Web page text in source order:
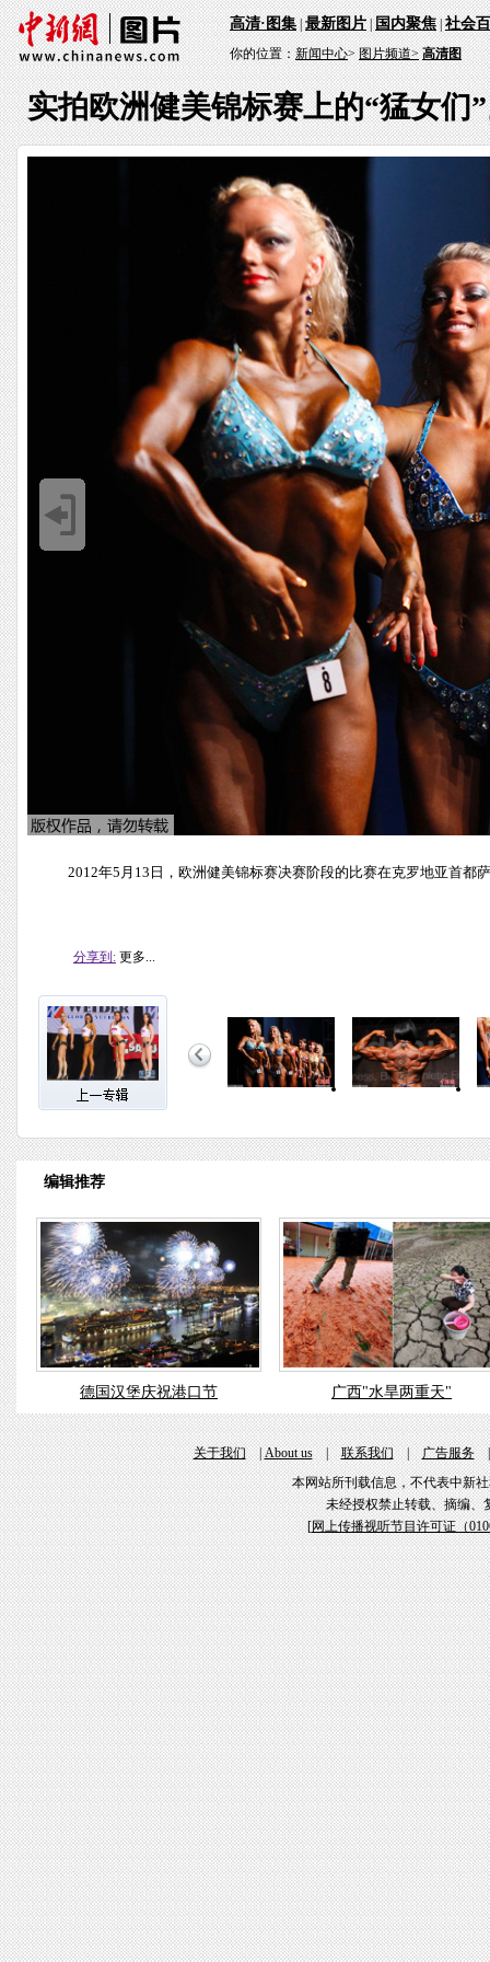
高清·图集|最新图片|国内聚焦|社会
你的位置：新闻中心>图片频道> 高清图
实拍欧洲健美锦标赛上的“猛女们”
2012年5月13日，欧洲健美锦标赛决赛阶段的比赛在克罗地亚首都
分享到: 更多...
编辑推荐
德国汉堡庆祝港口节 广西"水旱两重天"
关于我们|About us|联系我们|广告服务
本网站所刊载信息，不代表中新
未经授权禁止转载、摘编、
[网上传播视听节目许可证（